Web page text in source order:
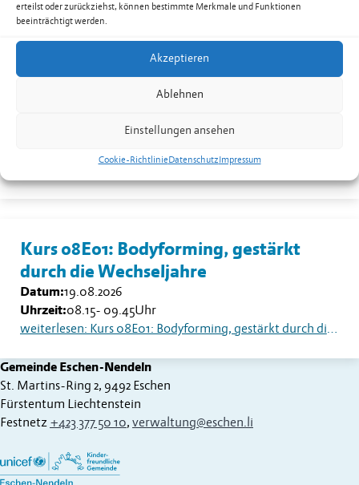
erteilst oder zurückziehst, können bestimmte Merkmale und Funktionen
beeinträchtigt werden.
Akzeptieren
Ablehnen
Einstellungen ansehen
Cookie-RichtlinieDatenschutzImpressum
weiterlesen: Kurs 08B02: Yoga für Männer in Nendeln
Seniorentreff Eschen-Nendeln:
Kurs 08E01: Bodyforming, gestärkt
durch die Wechseljahre
Datum:19.08.2026
Uhrzeit:08.15- 09.45Uhr
weiterlesen: Kurs 08E01: Bodyforming, gestärkt durch die Wechseljahre
Gemeinde Eschen-Nendeln
St. Martins-Ring 2, 9492 Eschen
Fürstentum Liechtenstein
Festnetz +423 377 50 10, verwaltung@eschen.li